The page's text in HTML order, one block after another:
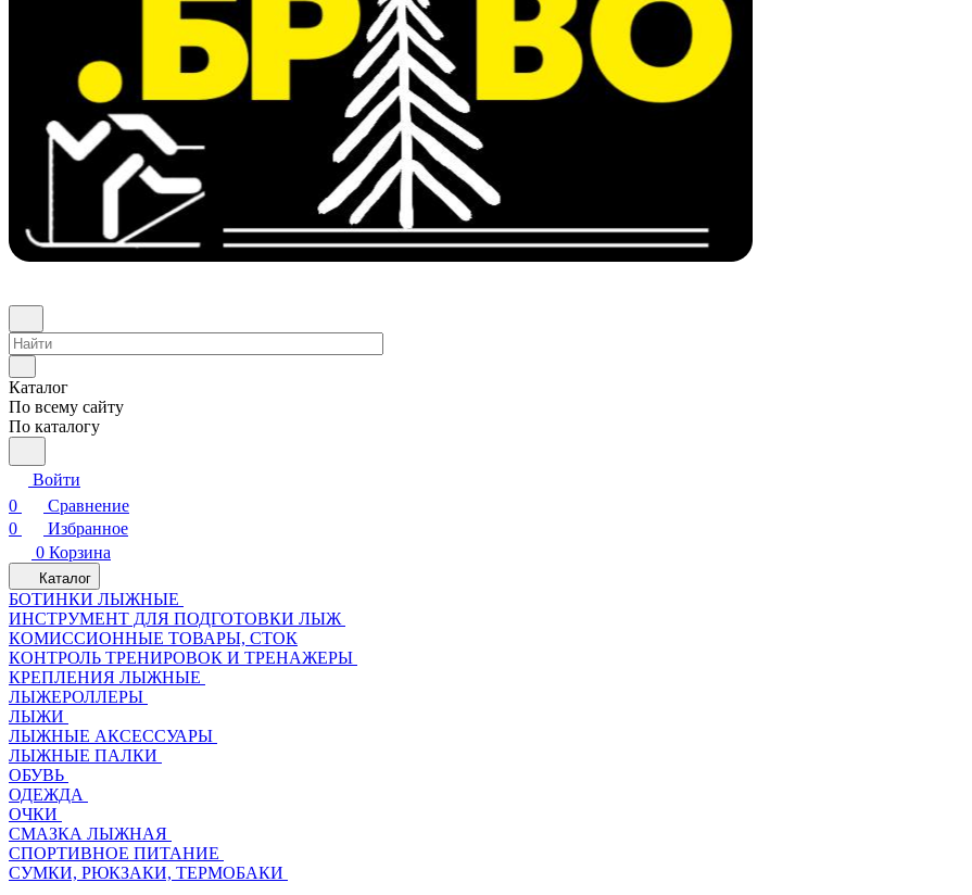
Каталог
По всему сайту
По каталогу
Войти
0
Сравнение
0
Избранное
0 Корзина
Каталог
БОТИНКИ ЛЫЖНЫЕ
ИНСТРУМЕНТ ДЛЯ ПОДГОТОВКИ ЛЫЖ
КОМИССИОННЫЕ ТОВАРЫ, СТОК
КОНТРОЛЬ ТРЕНИРОВОК И ТРЕНАЖЕРЫ
КРЕПЛЕНИЯ ЛЫЖНЫЕ
ЛЫЖЕРОЛЛЕРЫ
ЛЫЖИ
ЛЫЖНЫЕ АКСЕССУАРЫ
ЛЫЖНЫЕ ПАЛКИ
ОБУВЬ
ОДЕЖДА
ОЧКИ
СМАЗКА ЛЫЖНАЯ
СПОРТИВНОЕ ПИТАНИЕ
СУМКИ, РЮКЗАКИ, ТЕРМОБАКИ